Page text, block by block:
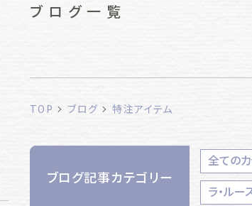
ブログ一覧
TOP ブログ 特注アイテム
ブログ記事カテゴリー
全ての
ラ・ルー